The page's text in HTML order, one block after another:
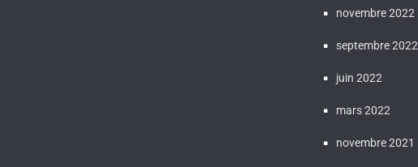
novembre 2022
septembre 2022
juin 2022
mars 2022
novembre 2021